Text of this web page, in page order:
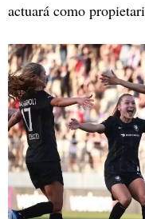
actuará como